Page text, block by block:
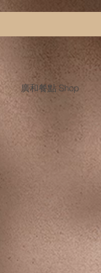
廣和餐點 Shop